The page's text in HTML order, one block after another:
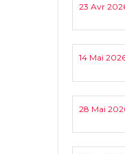
23 Avr
14 Mai
28 Mai